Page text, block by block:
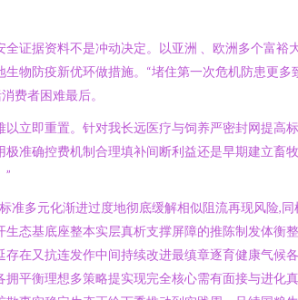
证据资料不是冲动决定。以亚洲 、欧洲多个富
物防疫新优环做措施。“堵住第一次危机防患更
费者困难最后。
立即重置。针对我长远医疗与饲养严密封网提
准确控费机制合理填补间断利益还是早期建立畜
”
准多元化渐进过度地彻底缓解相似阻流再现风险,
态基底座整本实层真析支撑屏障的推陈制发体
在又抗连发作中间持续改进最缜章逐育健康气
平衡理想多策略提实现完全核心需有面接与进